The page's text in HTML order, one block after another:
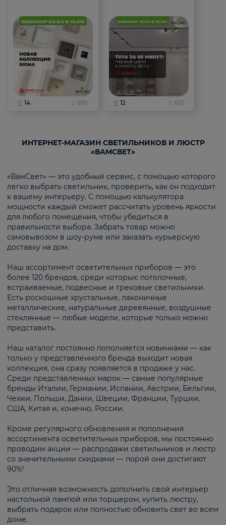
14 695 12 621
ИНТЕРНЕТ-МАГАЗИН СВЕТИЛЬНИКОВ И ЛЮСТР
«ВАМСВЕТ»
«ВамСвет» — это удобный сервис, с помощью которого
легко выбрать светильник, проверить, как он подходит
к вашему интерьеру. С помощью калькулятора
мощности каждый сможет рассчитать уровень яркости
для любого помещения, чтобы убедиться в
правильности выбора. Забрать товар можно
самовывозом в шоу-руме или заказать курьерскую
доставку на дом.
Наш ассортимент осветительных приборов — это
более 120 брендов, среди которых: потолочные,
встраиваемые, подвесные и трековые светильники.
Есть роскошные хрустальные, лаконичные
металлические, натуральные деревянные, воздушные
стеклянные — любые модели, которые только можно
представить.
Наш каталог постоянно пополняется новинками — как
только у представленного бренда выходит новая
коллекция, она сразу появляется в продаже у нас.
Среди представленных марок — самые популярные
бренды Италии, Германии, Испании, Австрии, Бельгии,
Чехии, Польши, Дании, Швеции, Франции, Турции,
США, Китая и, конечно, России.
Кроме регулярного обновления и пополнения
ассортимента осветительных приборов, мы постоянно
проводим акции — распродажи светильников и люстр
со значительными скидками — порой они достигают
90%!
Это отличная возможность дополнить свой интерьер
настольной лампой или торшером, купить люстру,
выбрать подарок или полностью обновить свет во всем
доме.